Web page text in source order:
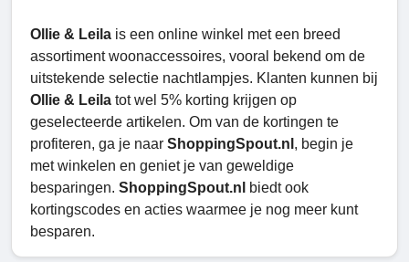
Ollie & Leila is een online winkel met een breed
assortiment woonaccessoires, vooral bekend om de
uitstekende selectie nachtlampjes. Klanten kunnen bij
Ollie & Leila tot wel 5% korting krijgen op
geselecteerde artikelen. Om van de kortingen te
profiteren, ga je naar ShoppingSpout.nl , begin je
met winkelen en geniet je van geweldige
besparingen. ShoppingSpout.nl
biedt ook
kortingscodes en acties waarmee je nog meer kunt
besparen.